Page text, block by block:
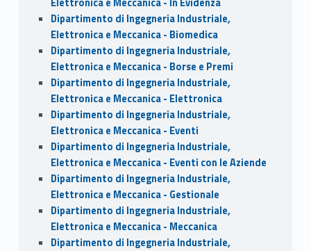
Dipartimento di Ingegneria Industriale,
Elettronica e Meccanica - Biomedica
Dipartimento di Ingegneria Industriale,
Elettronica e Meccanica - Borse e Premi
Dipartimento di Ingegneria Industriale,
Elettronica e Meccanica - Elettronica
Dipartimento di Ingegneria Industriale,
Elettronica e Meccanica - Eventi
Dipartimento di Ingegneria Industriale,
Elettronica e Meccanica - Eventi con le Aziende
Dipartimento di Ingegneria Industriale,
Elettronica e Meccanica - Gestionale
Dipartimento di Ingegneria Industriale,
Elettronica e Meccanica - Meccanica
Dipartimento di Ingegneria Industriale,